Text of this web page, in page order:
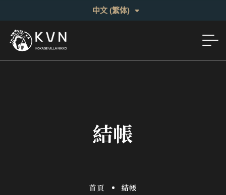
中文 (繁体)
日本語
結帳
首頁 結帳